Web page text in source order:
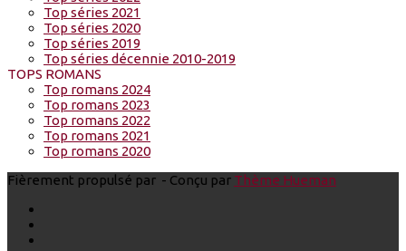
Top séries 2021
Top séries 2020
Top séries 2019
Top séries décennie 2010-2019
TOPS ROMANS
Top romans 2024
Top romans 2023
Top romans 2022
Top romans 2021
Top romans 2020
Fièrement propulsé par - Conçu par Thème Hueman